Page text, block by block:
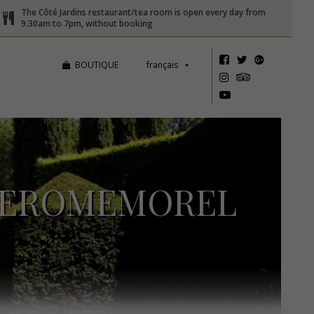
The Côté Jardins restaurant/tea room is open every day from
9.30am to 7pm, without booking
français
BOUTIQUE